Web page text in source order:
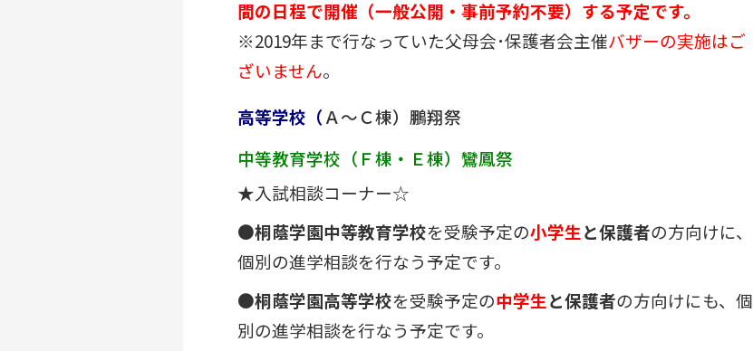
間の日程で開催（一般公開・事前予約不要）する予定です。
※2019年まで行なっていた父母会･保護者会主催バザーの実施はご
ざいません。
高等学校（Ａ～Ｃ棟）鵬翔祭
中等教育学校（Ｆ棟・Ｅ棟）鸞鳳祭
★入試相談コーナー☆
●桐蔭学園中等教育学校を受験予定の小学生と保護者の方向けに、
個別の進学相談を行なう予定です。
●桐蔭学園高等学校を受験予定の中学生と保護者の方向けにも、個
別の進学相談を行なう予定です。